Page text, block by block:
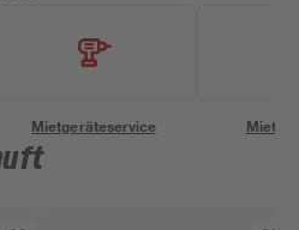
Mietgeräteservice